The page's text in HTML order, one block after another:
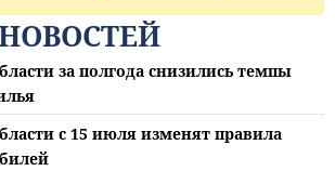
за полгода снизились темпы
с 15 июля изменят правила